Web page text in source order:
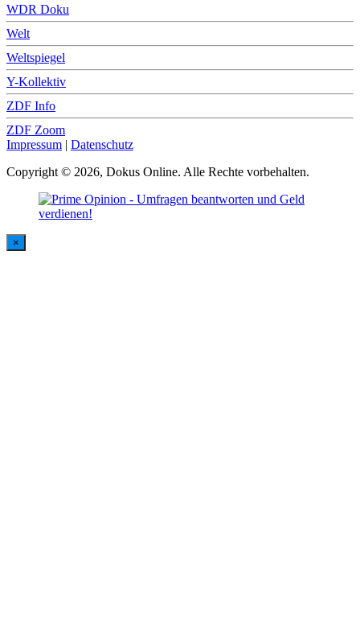
WDR Doku
Welt
Weltspiegel
Y-Kollektiv
ZDF Info
ZDF Zoom
Impressum | Datenschutz
Copyright © 2026, Dokus Online. Alle Rechte vorbehalten.
×